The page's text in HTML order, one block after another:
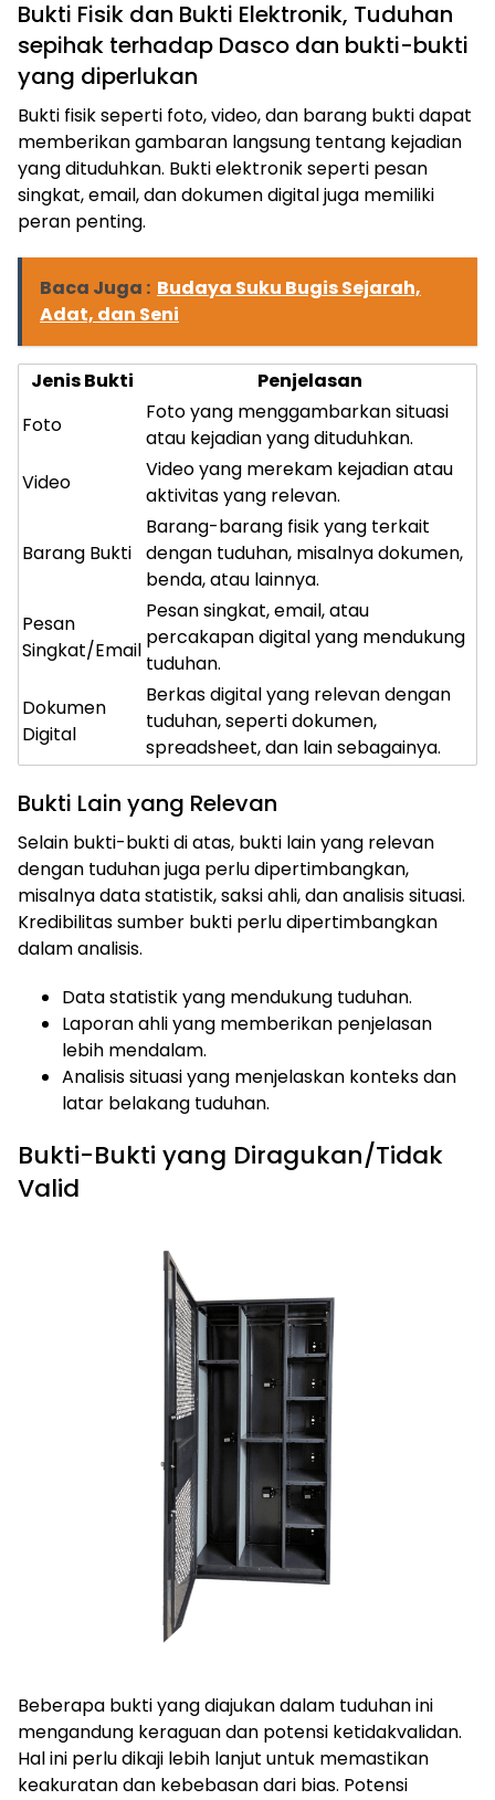
Bukti Fisik dan Bukti Elektronik, Tuduhan
sepihak terhadap Dasco dan bukti-bukti
yang diperlukan
Bukti fisik seperti foto, video, dan barang bukti dapat
memberikan gambaran langsung tentang kejadian
yang dituduhkan. Bukti elektronik seperti pesan
singkat, email, dan dokumen digital juga memiliki
peran penting.
Baca Juga : Budaya Suku Bugis Sejarah,
Adat, dan Seni
Jenis Bukti
Penjelasan
Foto
Foto yang menggambarkan situasi
atau kejadian yang dituduhkan.
Video
Video yang merekam kejadian atau
aktivitas yang relevan.
Barang Bukti
Barang-barang fisik yang terkait
dengan tuduhan, misalnya dokumen,
benda, atau lainnya.
Pesan
Singkat/Email
Pesan singkat, email, atau
percakapan digital yang mendukung
tuduhan.
Dokumen
Digital
Berkas digital yang relevan dengan
tuduhan, seperti dokumen,
spreadsheet, dan lain sebagainya.
Bukti Lain yang Relevan
Selain bukti-bukti di atas, bukti lain yang relevan
dengan tuduhan juga perlu dipertimbangkan,
misalnya data statistik, saksi ahli, dan analisis situasi.
Kredibilitas sumber bukti perlu dipertimbangkan
dalam analisis.
Data statistik yang mendukung tuduhan.
Laporan ahli yang memberikan penjelasan
lebih mendalam.
Analisis situasi yang menjelaskan konteks dan
latar belakang tuduhan.
Bukti-Bukti yang Diragukan/Tidak
Valid
Beberapa bukti yang diajukan dalam tuduhan ini
mengandung keraguan dan potensi ketidakvalidan.
Hal ini perlu dikaji lebih lanjut untuk memastikan
keakuratan dan kebebasan dari bias. Potensi